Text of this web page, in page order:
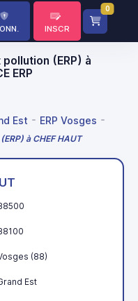
INSCR
0
(ERP) à
ERP
Est ERP Vosges
à CHEF HAUT
(88)
Est